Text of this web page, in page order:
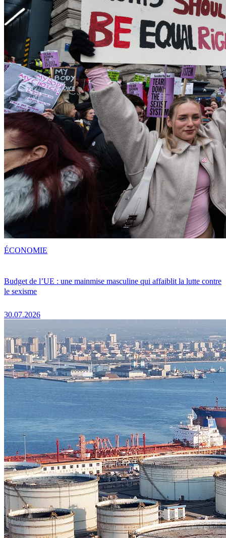
Budget de l’UE : une mainmise masculine qui affaiblit la lutte contre
le sexisme
30.07.2026
ÉCONOMIE